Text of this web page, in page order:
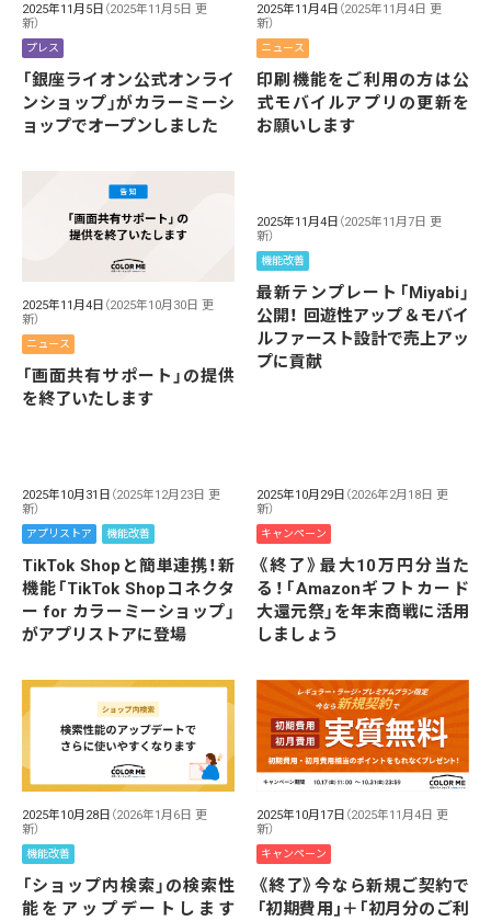
2025年11月5日 （2025年11月5日 更
新）
プレス
「銀座ライオン公式オンライ
ンショップ」がカラーミーシ
ョップでオープンしました
2025年11月4日 （2025年11月4日 更
新）
ニュース
印刷機能をご利用の方は公
式モバイルアプリの更新を
お願いします
2025年11月4日 （2025年10月30日 更
新）
ニュース
「画面共有サポート」の提供
を終了いたします
2025年11月4日 （2025年11月7日 更
新）
機能改善
最新テンプレート「Miyabi」
公開！ 回遊性アップ＆モバイ
ルファースト設計で売上アッ
プに貢献
2025年10月31日 （2025年12月23日 更
新）
アプリストア 機能改善
TikTok Shopと簡単連携！新
機能「TikTok Shopコネクタ
ー for カラーミーショップ」
がアプリストアに登場
2025年10月29日 （2026年2月18日 更
新）
キャンペーン
《終了》最大10万円分当た
る！「Amazonギフトカード
大還元祭」を年末商戦に活用
しましょう
2025年10月28日 （2026年1月6日 更
新）
機能改善
「ショップ内検索」の検索性
能をアップデートします
2025年10月17日 （2025年11月4日 更
新）
キャンペーン
《終了》今なら新規ご契約で
「初期費用｣＋｢初月分のご利